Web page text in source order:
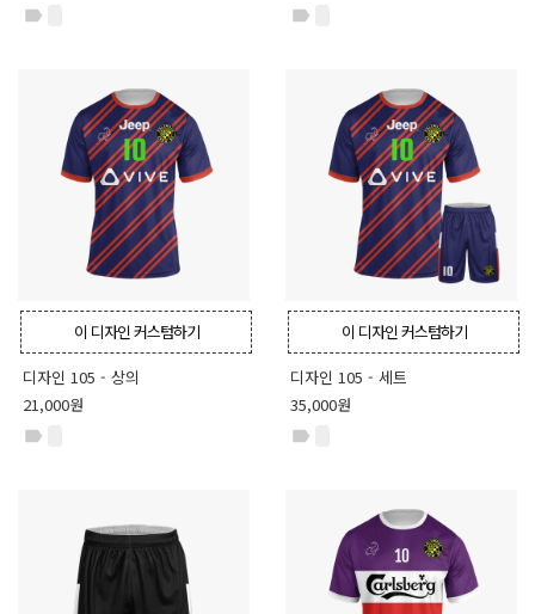
label label
이 디자인 커스텀하기
디자인 105 - 상의
21,000원
label
이 디자인 커스텀하기
디자인 105 - 세트
35,000원
label